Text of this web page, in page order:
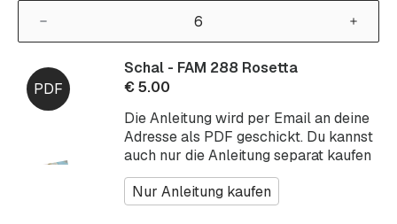
Die Anleitung wird per Email an deine
Adresse als PDF geschickt. Du kannst
auch nur die Anleitung separat kaufen
Nur Anleitung kaufen
Schal - FAM 288 Rosetta
€5.00